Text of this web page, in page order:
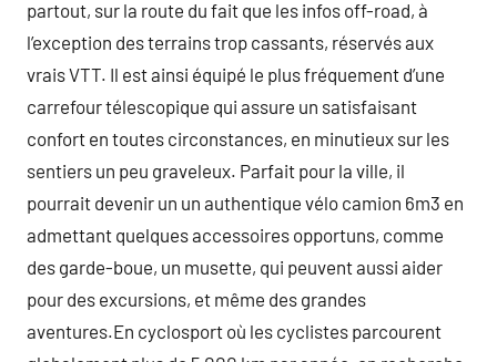
partout, sur la route du fait que les infos off-road, à
l’exception des terrains trop cassants, réservés aux
vrais VTT. Il est ainsi équipé le plus fréquement d’une
carrefour télescopique qui assure un satisfaisant
confort en toutes circonstances, en minutieux sur les
sentiers un peu graveleux. Parfait pour la ville, il
pourrait devenir un un authentique vélo camion 6m3 en
admettant quelques accessoires opportuns, comme
des garde-boue, un musette, qui peuvent aussi aider
pour des excursions, et même des grandes
aventures.En cyclosport où les cyclistes parcourent